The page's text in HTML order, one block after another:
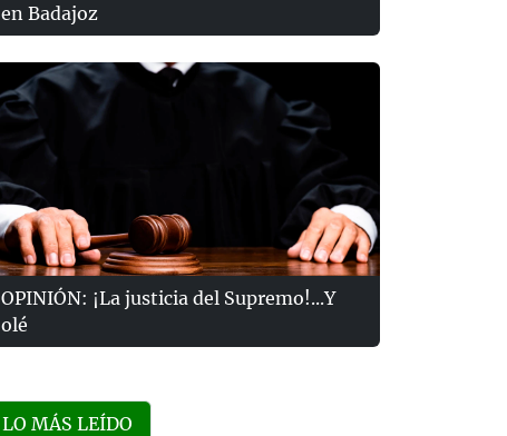
en Badajoz
OPINIÓN: ¡La justicia del Supremo!...Y
olé
LO MÁS LEÍDO